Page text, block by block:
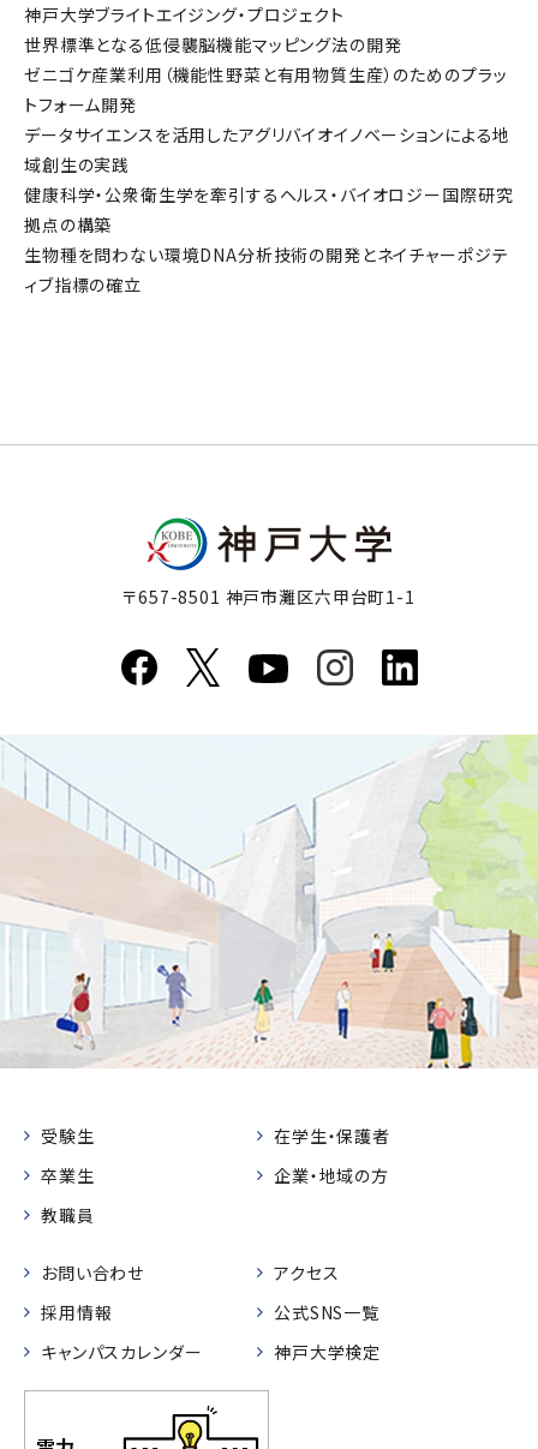
神戸大学ブライトエイジング・プロジェクト
世界標準となる低侵襲脳機能マッピング法の開発
ゼニゴケ産業利用（機能性野菜と有用物質生産）のためのプラッ
トフォーム開発
データサイエンスを活用したアグリバイオイノベーションによる地
域創生の実践
健康科学・公衆衛生学を牽引するヘルス・バイオロジー国際研究
拠点の構築
生物種を問わない環境DNA分析技術の開発とネイチャーポジテ
ィブ指標の確立
〒657-8501 神戸市灘区六甲台町1-1
受験生
在学生・保護者
卒業生
企業・地域の方
教職員
お問い合わせ
アクセス
採用情報
公式SNS一覧
キャンパスカレンダー
神戸大学検定